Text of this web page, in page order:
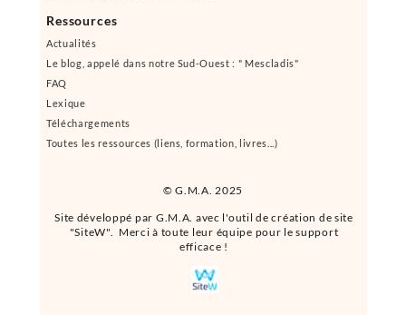
© G.M.A. 2025
Site développé par G.M.A. avec l'outil de création de site
"SiteW". Merci à toute leur équipe pour le support
efficace !
Ressources
Actualités
Le blog, appelé dans notre Sud-Ouest : " Mescladis"
FAQ
Lexique
Téléchargements
Toutes les ressources (liens, formation, livres...)